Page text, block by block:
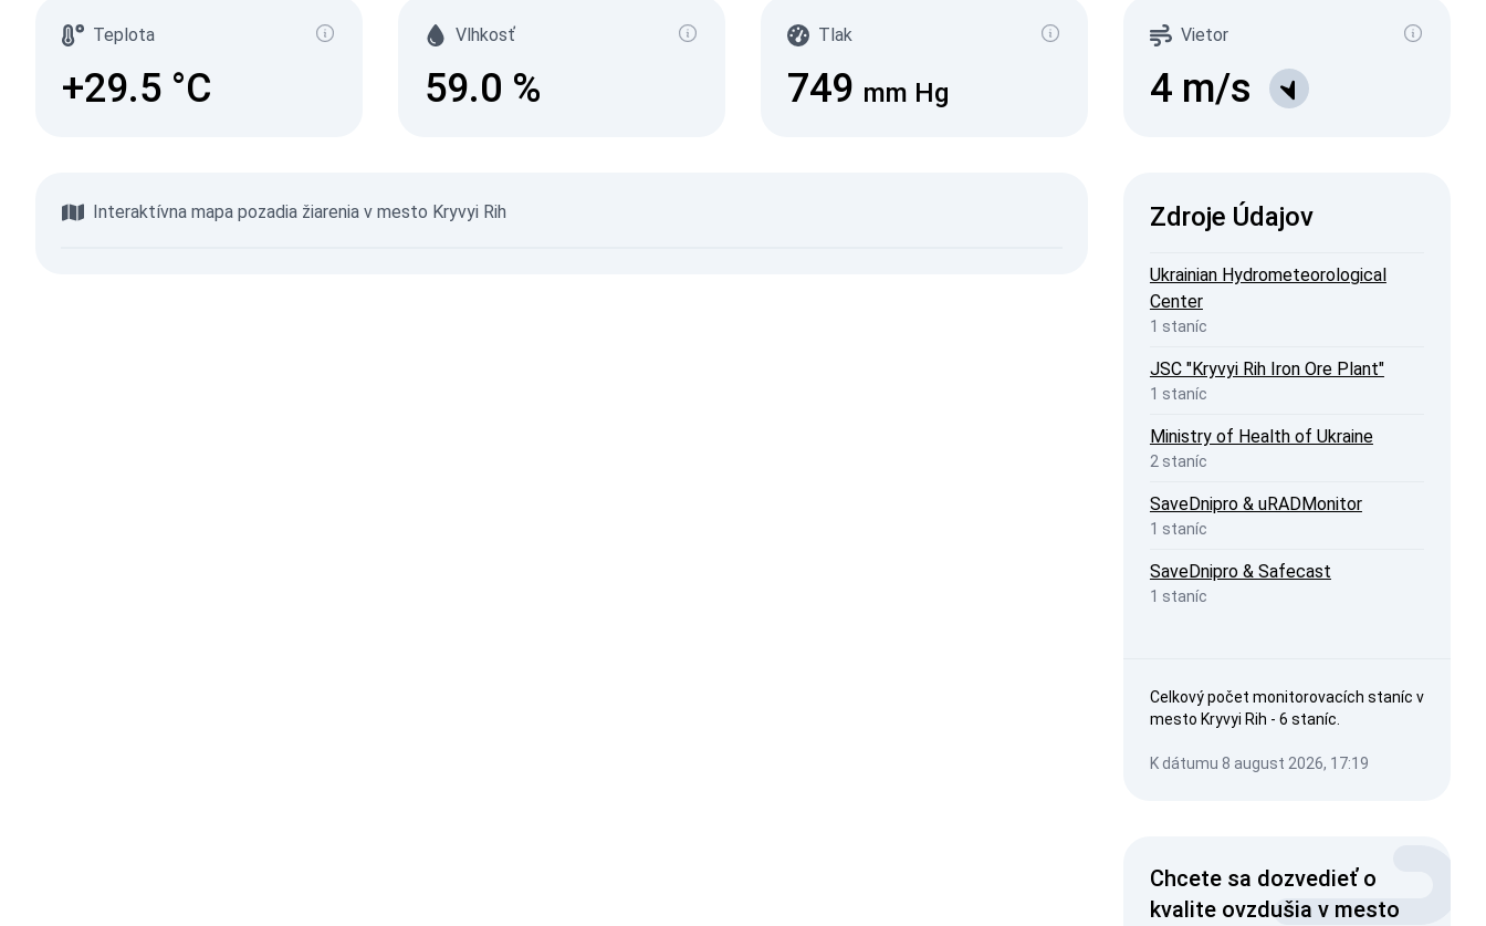
Teplota
+29.5 °C
Vlhkosť
59.0 %
Tlak
749 mm Hg
Vietor
4 m/s
Interaktívna mapa pozadia žiarenia v mesto Kryvyi Rih Zdroje Údajov
Ukrainian Hydrometeorological
Center
1 staníc
JSC "Kryvyi Rih Iron Ore Plant"
1 staníc
Ministry of Health of Ukraine
2 staníc
SaveDnipro & uRADMonitor
1 staníc
SaveDnipro & Safecast
1 staníc
Celkový počet monitorovacích staníc v
mesto Kryvyi Rih - 6 staníc.
K dátumu 8 august 2026, 17:19
Chcete sa dozvedieť o
kvalite ovzdušia v mesto